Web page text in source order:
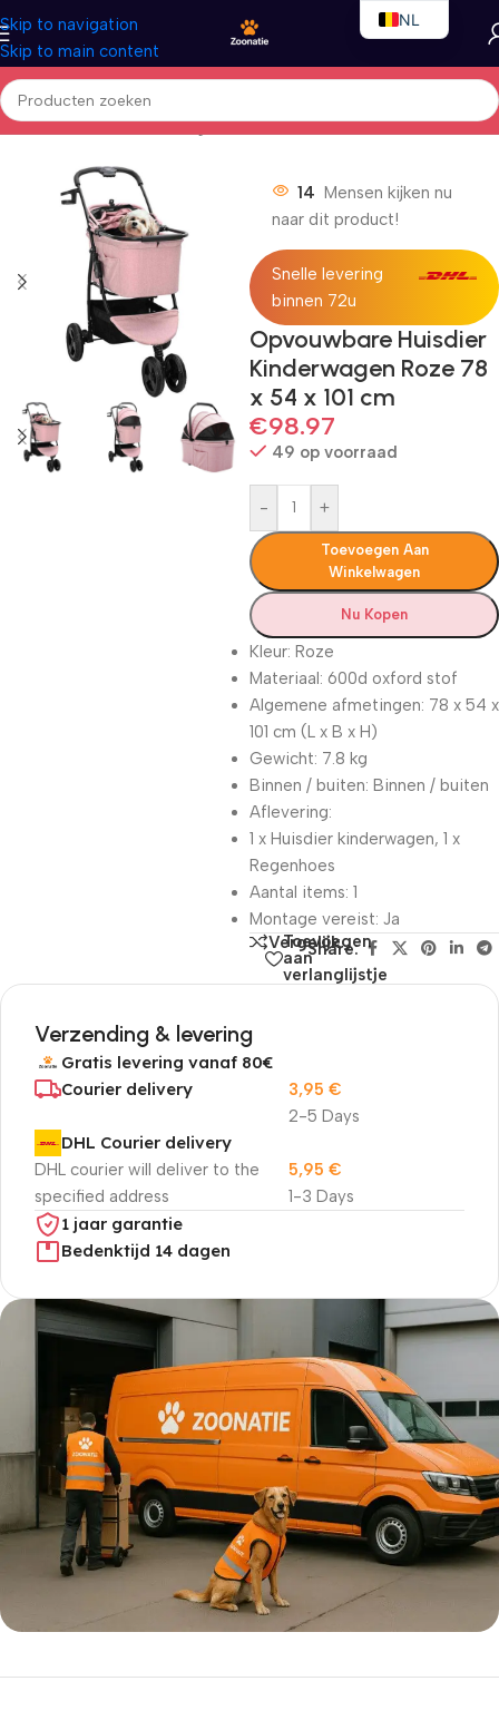
Skip to navigation
Skip to main content
Home/Honden/Hondenwagens
14 Mensen kijken nu
naar dit product!
Snelle levering
binnen 72u
Opvouwbare Huisdier
Kinderwagen Roze 78
x 54 x 101 cm
€98.97
49 op voorraad
- +
Toevoegen Aan
Winkelwagen
Nu Kopen
Kleur: Roze
Materiaal: 600d oxford stof
Algemene afmetingen: 78 x 54 x
101 cm (L x B x H)
Gewicht: 7.8 kg
Binnen / buiten: Binnen / buiten
Aflevering:
1 x Huisdier kinderwagen, 1 x
Regenhoes
Aantal items: 1
Montage vereist: Ja
Vergelijk
Toevoegen
aan
verlanglijstje
Share:
Verzending & levering
Gratis levering vanaf 80€
Courier delivery
2-5 Days
3,95 €
DHL Courier delivery
DHL courier will deliver to the
specified address
1-3 Days
5,95 €
1 jaar garantie
Bedenktijd 14 dagen
5% korting met code
NL